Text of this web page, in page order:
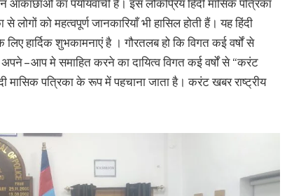
का पर्यायवाची है। इस लोकप्रिय हिंदी मासिक पत्रिका
को महत्वपूर्ण जानकारियाँ भी हासिल होती हैं। यह हिंदी
हार्दिक शुभकामनाएं है । गौरतलब हो कि विगत कई वर्षों से
– आप मे समाहित करने का दायित्व विगत कई वर्षों से “करंट
मासिक पत्रिका के रूप में पहचाना जाता है। करंट खबर राष्ट्रीय